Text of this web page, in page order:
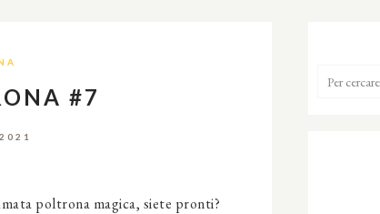
#7
poltrona magica, siete pronti?